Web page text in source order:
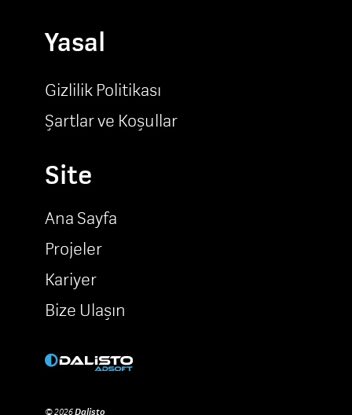
Site
Ana Sayfa
Projeler
Kariyer
Bize Ulaşın
Yasal
Gizlilik Politikası
Şartlar ve Koşullar
© 2026Dalisto